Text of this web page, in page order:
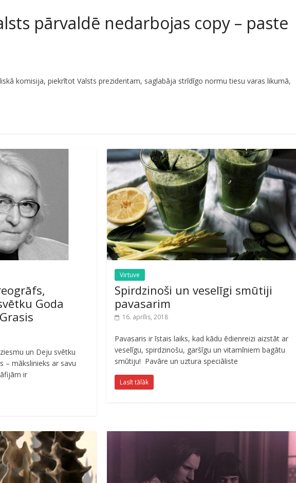
pārvaldē nedarbojas copy – paste
komisija, piekrītot Valsts prezidentam, saglabāja strīdīgo normu tiesu varas likumā,
Goda
un Deju svētku
– mākslinieks ar savu
ir
Virtuve
Spirdzinoši un veselīgi smūtiji
pavasarim
16. aprīlis, 2018
Pavasaris ir īstais laiks, kad kādu ēdienreizi aizstāt ar
veselīgu, spirdzinošu, garšīgu un vitamīniem bagātu
smūtiju! Pavāre un uztura speciāliste
Lasīt tālāk